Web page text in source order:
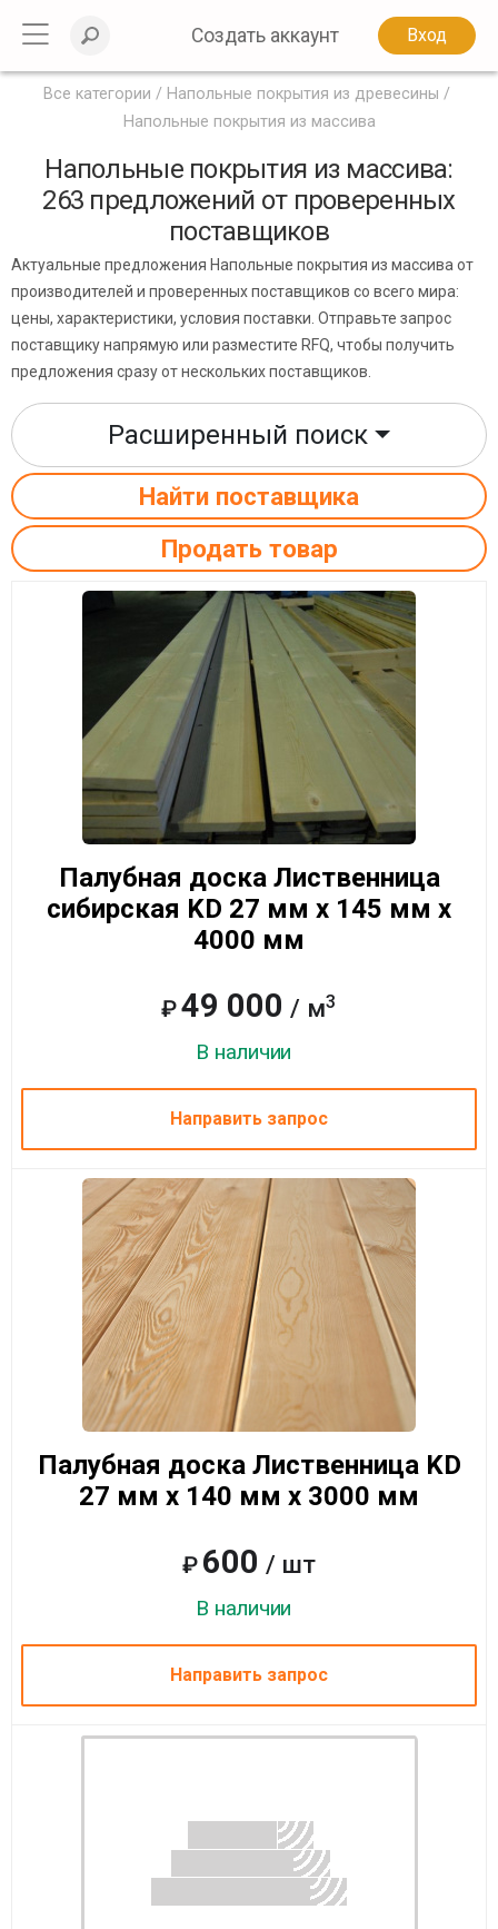
Создать аккаунт Вход
Все категории
Напольные покрытия из древесины
Напольные покрытия из массива
Напольные покрытия из массива:
263 предложений от проверенных
поставщиков
Актуальные предложения Напольные покрытия из массива от
производителей и проверенных поставщиков со всего мира:
цены, характеристики, условия поставки. Отправьте запрос
поставщику напрямую или разместите RFQ, чтобы получить
предложения сразу от нескольких поставщиков.
Расширенный поиск
Найти поставщика
Продать товар
Палубная доска Лиственница
сибирская KD 27 мм x 145 мм x
4000 мм
₽49 000 / м3
В наличии
Направить запрос
Палубная доска Лиственница KD
27 мм x 140 мм x 3000 мм
₽ 600 / шт
В наличии
Направить запрос